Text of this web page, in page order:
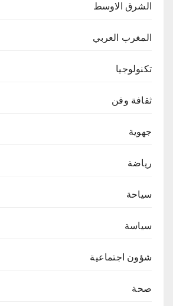
الشرق الاوسط
المغرب العربي
تكنولوجيا
ثقافة وفن
جهوية
رياضة
سياحة
سياسة
شؤون اجتماعية
صحة